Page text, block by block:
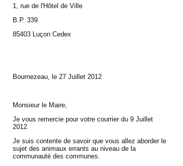
1, rue de l'Hôtel de Ville
B.P. 339
85403 Luçon Cedex
Bournezeau, le 27 Juillet 2012
Monsieur le Maire,
Je vous remercie pour votre courrier du 9 Juillet
2012.
Je suis contente de savoir que vous allez aborder le
sujet des animaux errants au niveau de la
communauté des communes.